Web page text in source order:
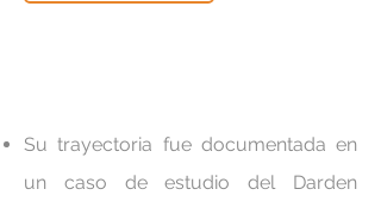
Su trayectoria fue documentada en
un caso de estudio del Darden